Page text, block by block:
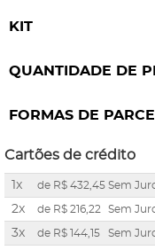
KIT
QUANTIDADE DE
FORMAS DE
Cartões de crédito
1x de R$ 432,45 Sem
2x de R$ 216,22 Sem
3x de R$ 144,15 Sem